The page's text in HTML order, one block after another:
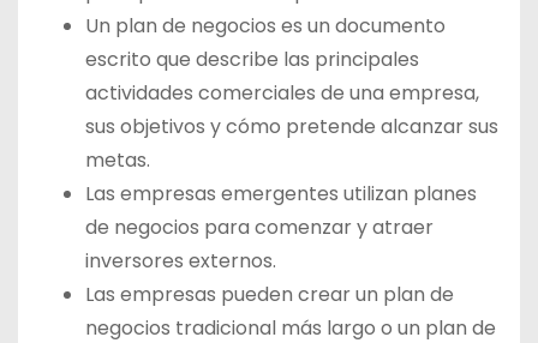
Un plan de negocios es un documento
escrito que describe las principales
actividades comerciales de una empresa,
sus objetivos y cómo pretende alcanzar sus
metas.
Las empresas emergentes utilizan planes
de negocios para comenzar y atraer
inversores externos.
Las empresas pueden crear un plan de
negocios tradicional más largo o un plan de